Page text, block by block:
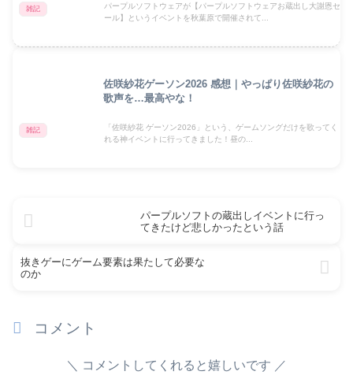
雑記
パープルソフトウェアが【パープルソフトウェアお蔵出し大謝恩セ
ール】というイベントを秋葉原で開催されて...
雑記
佐咲紗花ゲーソン2026 感想｜やっぱり佐咲紗花の
歌声を…最高やな！
「佐咲紗花 ゲーソン2026」という、ゲームソングだけを歌ってく
れる神イベントに行ってきました！昼の...
パープルソフトの蔵出しイベントに行っ
てきたけど悲しかったという話
抜きゲーにゲーム要素は果たして必要な
のか
コメント
コメントしてくれると嬉しいです